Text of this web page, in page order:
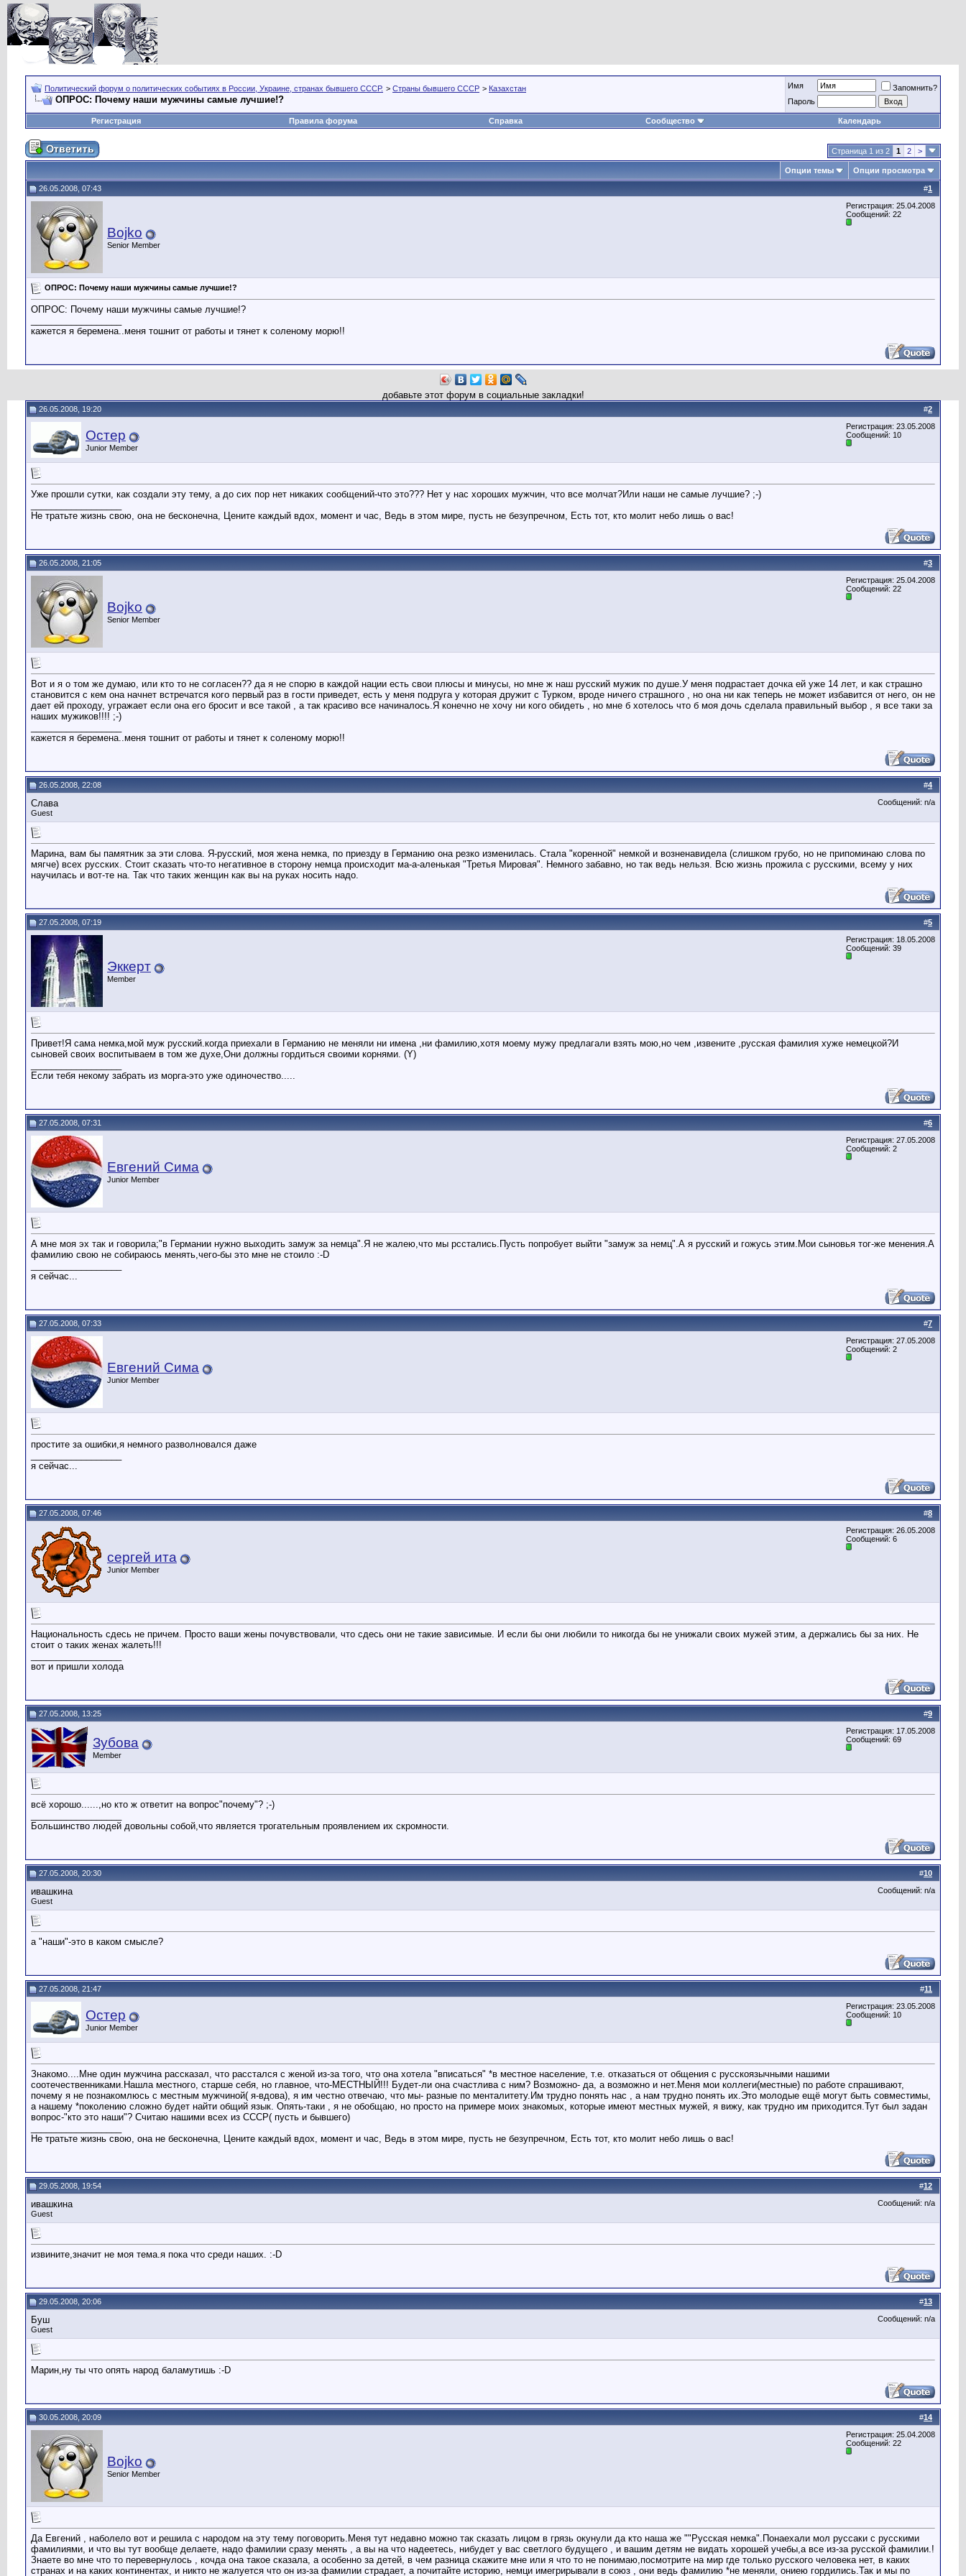
Политический форум о политических событиях в России, Украине, странах бывшего СССР. > Страны бывшего СССР > Казахстан
ОПРОС: Почему наши мужчины самые лучшие!?
Имя
Запомнить?
Пароль
Регистрация Правила форума Справка Сообщество Календарь
Страница 1 из 2 1 2 >
Опции темы Опции просмотра
#1
26.05.2008, 07:43
Bojko
Senior Member
Регистрация: 25.04.2008
Сообщений: 22
ОПРОС: Почему наши мужчины самые лучшие!?
ОПРОС: Почему наши мужчины самые лучшие!?
кажется я беремена..меня тошнит от работы и тянет к соленому морю!!
добавьте этот форум в социальные закладки!
#2
26.05.2008, 19:20
Остер
Junior Member
Регистрация: 23.05.2008
Сообщений: 10
Уже прошли сутки, как создали эту тему, а до сих пор нет никаких сообщений-что это??? Нет у нас хороших мужчин, что все молчат?Или наши не самые лучшие? ;-)
Не тратьте жизнь свою, она не бесконечна, Цените каждый вдох, момент и час, Ведь в этом мире, пусть не безупречном, Есть тот, кто молит небо лишь о вас!
#3
26.05.2008, 21:05
Bojko
Senior Member
Регистрация: 25.04.2008
Сообщений: 22
Вот и я о том же думаю, или кто то не согласен?? да я не спорю в каждой нации есть свои плюсы и минусы, но мне ж наш русский мужик по душе.У меня подрастает дочка ей уже 14 лет, и как страшно
становится с кем она начнет встречатся кого первый раз в гости приведет, есть у меня подруга у которая дружит с Турком, вроде ничего страшного , но она ни как теперь не может избавится от него, он не
дает ей проходу, угражает если она его бросит и все такой , а так красиво все начиналось.Я конечно не хочу ни кого обидеть , но мне б хотелось что б моя дочь сделала правильный выбор , я все таки за
наших мужиков!!!! ;-)
кажется я беремена..меня тошнит от работы и тянет к соленому морю!!
#4
26.05.2008, 22:08
Слава
Guest
Сообщений: n/a
Марина, вам бы памятник за эти слова. Я-русский, моя жена немка, по приезду в Германию она резко изменилась. Стала "коренной" немкой и возненавидела (слишком грубо, но не припоминаю слова по
мягче) всех русских. Стоит сказать что-то негативное в сторону немца происходит ма-а-аленькая "Третья Мировая". Немного забавно, но так ведь нельзя. Всю жизнь прожила с русскими, всему у них
научилась и вот-те на. Так что таких женщин как вы на руках носить надо.
#5
27.05.2008, 07:19
Эккерт
Member
Регистрация: 18.05.2008
Сообщений: 39
Привет!Я сама немка,мой муж русский.когда приехали в Германию не меняли ни имена ,ни фамилию,хотя моему мужу предлагали взять мою,но чем ,извените ,русская фамилия хуже немецкой?И
сыновей своих воспитываем в том же духе,Они должны гордиться своими корнями. (Y)
Если тебя некому забрать из морга-это уже одиночество.....
#6
27.05.2008, 07:31
Евгений Сима
Junior Member
Регистрация: 27.05.2008
Сообщений: 2
А мне моя эх так и говорила;"в Германии нужно выходить замуж за немца".Я не жалею,что мы рсстались.Пусть попробует выйти "замуж за немц".А я русский и гожусь этим.Мои сыновья тог-же менения.А
фамилию свою не собираюсь менять,чего-бы это мне не стоило :-D
я сейчас...
#7
27.05.2008, 07:33
Евгений Сима
Junior Member
Регистрация: 27.05.2008
Сообщений: 2
простите за ошибки,я немного разволновался даже
я сейчас...
#8
27.05.2008, 07:46
сергей ита
Junior Member
Регистрация: 26.05.2008
Сообщений: 6
Национальность сдесь не причем. Просто ваши жены почувствовали, что сдесь они не такие зависимые. И если бы они любили то никогда бы не унижали своих мужей этим, а держались бы за них. Не
стоит о таких женах жалеть!!!
вот и пришли холода
#9
27.05.2008, 13:25
Зубова
Member
Регистрация: 17.05.2008
Сообщений: 69
всё хорошо......,но кто ж ответит на вопрос"почему"? ;-)
Большинство людей довольны собой,что является трогательным проявлением их скромности.
#10
27.05.2008, 20:30
ивашкина
Guest
Сообщений: n/a
а "наши"-это в каком смысле?
#11
27.05.2008, 21:47
Остер
Junior Member
Регистрация: 23.05.2008
Сообщений: 10
Знакомо....Мне один мужчина рассказал, что расстался с женой из-за того, что она хотела "вписаться" *в местное население, т.е. отказаться от общения с русскоязычными нашими
соотечественниками.Нашла местного, старше себя, но главное, что-МЕСТНЫЙ!!! Будет-ли она счастлива с ним? Возможно- да, а возможно и нет.Меня мои коллеги(местные) по работе спрашивают,
почему я не познакомлюсь с местным мужчиной( я-вдова), я им честно отвечаю, что мы- разные по менталитету.Им трудно понять нас , а нам трудно понять их.Это молодые ещё могут быть совместимы,
а нашему *поколению сложно будет найти общий язык. Опять-таки , я не обобщаю, но просто на примере моих знакомых, которые имеют местных мужей, я вижу, как трудно им приходится.Тут был задан
вопрос-"кто это наши"? Считаю нашими всех из СССР( пусть и бывшего)
Не тратьте жизнь свою, она не бесконечна, Цените каждый вдох, момент и час, Ведь в этом мире, пусть не безупречном, Есть тот, кто молит небо лишь о вас!
#12
29.05.2008, 19:54
ивашкина
Guest
Сообщений: n/a
извините,значит не моя тема.я пока что среди наших. :-D
#13
29.05.2008, 20:06
Буш
Guest
Сообщений: n/a
Марин,ну ты что опять народ баламутишь :-D
#14
30.05.2008, 20:09
Bojko
Senior Member
Регистрация: 25.04.2008
Сообщений: 22
Да Евгений , наболело вот и решила с народом на эту тему поговорить.Меня тут недавно можно так сказать лицом в грязь окунули да кто наша же ""Русская немка".Понаехали мол руссаки с русскими
фамилиями, и что вы тут вообще делаете, надо фамилии сразу менять , а вы на что надеетесь, нибудет у вас светлого будущего , и вашим детям не видать хорошей учебы,а все из-за русской фамилии.!
Знаете во мне что то перевернулось , кочда она такое сказала, а особенно за детей, в чем разница скажите мне или я что то не понимаю,посмотрите на мир где только русского человека нет, в каких
странах и на каких континентах, и никто не жалуется что он из-за фамилии страдает, а почитайте историю, немци имегрирывали в союз , они ведь фамилию *не меняли, ониею гордились.Так и мы по